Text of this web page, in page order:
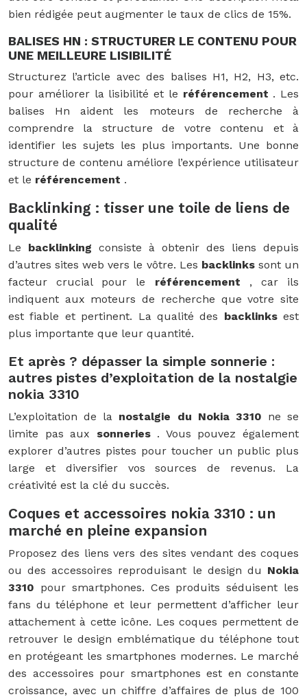
bien rédigée peut augmenter le taux de clics de 15%.
BALISES HN : STRUCTURER LE CONTENU POUR
UNE MEILLEURE LISIBILITÉ
Structurez l’article avec des balises H1, H2, H3, etc.
pour améliorer la lisibilité et le référencement . Les
balises Hn aident les moteurs de recherche à
comprendre la structure de votre contenu et à
identifier les sujets les plus importants. Une bonne
structure de contenu améliore l’expérience utilisateur
et le référencement .
Backlinking : tisser une toile de liens de
qualité
Le backlinking consiste à obtenir des liens depuis
d’autres sites web vers le vôtre. Les backlinks sont un
facteur crucial pour le référencement , car ils
indiquent aux moteurs de recherche que votre site
est fiable et pertinent. La qualité des backlinks est
plus importante que leur quantité.
Et après ? dépasser la simple sonnerie :
autres pistes d’exploitation de la nostalgie
nokia 3310
L’exploitation de la nostalgie du Nokia 3310 ne se
limite pas aux sonneries . Vous pouvez également
explorer d’autres pistes pour toucher un public plus
large et diversifier vos sources de revenus. La
créativité est la clé du succès.
Coques et accessoires nokia 3310 : un
marché en pleine expansion
Proposez des liens vers des sites vendant des coques
ou des accessoires reproduisant le design du Nokia
3310 pour smartphones. Ces produits séduisent les
fans du téléphone et leur permettent d’afficher leur
attachement à cette icône. Les coques permettent de
retrouver le design emblématique du téléphone tout
en protégeant les smartphones modernes. Le marché
des accessoires pour smartphones est en constante
croissance, avec un chiffre d’affaires de plus de 100